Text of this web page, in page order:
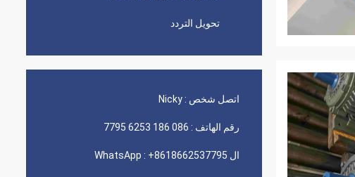
تحويل التردد
اتصل شخص : Nicky
رقم الهاتف : 086 186 6253 7795
ال WhatsApp : +8618662537795